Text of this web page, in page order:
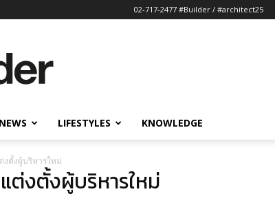
02-717-2477 #Builder / #architect25
ข่าว
ก่อสร้าง
NEWS LIFESTYLES KNOWLEDGE
งตั้งผู้บริหารใหม่
ต่งตั้งผู้บริหารใหม่